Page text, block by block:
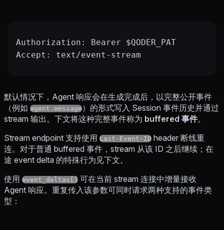
Authorization: Bearer $QODER_PAT
Accept: text/event-stream
默认情况下，Agent 响应会在生成完成后，以完整公开事件
（例如 agent.message）的形式写入 Session 事件历史并通过
stream 输出。下文将这种完整事件称为 buffered 事件。
Stream endpoint 支持使用 Last-Event-ID header 断线重
连。对于普通 buffered 事件，stream 从该 ID 之后继续；在
途 event delta 的特殊行为见下文。
使用 event_deltas[] 可在当前 stream 连接中增量接收
Agent 响应。重复传入该参数可同时请求两种支持的事件类
型：